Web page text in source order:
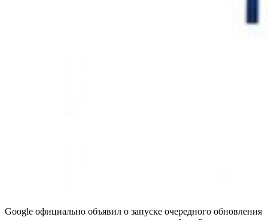
Google официально объявил о запуске очередного обновления